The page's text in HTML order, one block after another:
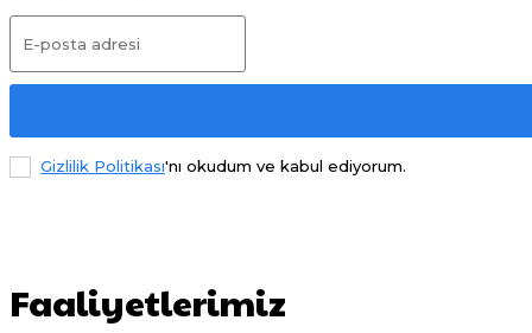
Gizlilik Politikası'nı okudum ve kabul ediyorum.
Faaliyetlerimiz